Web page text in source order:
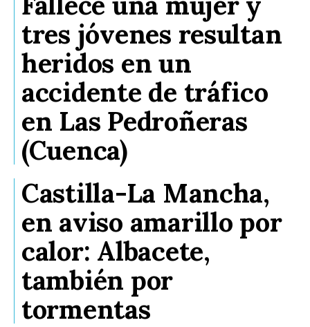
tres jóvenes resultan
heridos en un
accidente de tráfico
en Las Pedroñeras
(Cuenca)
Castilla-La Mancha,
en aviso amarillo por
calor: Albacete,
también por
tormentas